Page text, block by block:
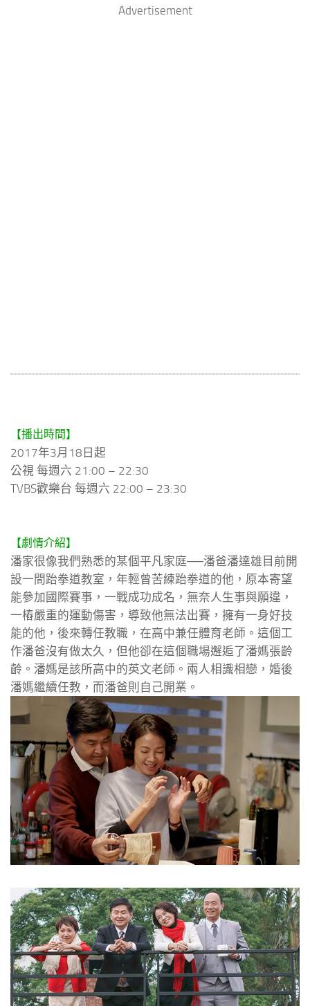
Advertisement
【播出時間】
2017年3月18日起
公視 每週六 21:00 – 22:30
TVBS歡樂台 每週六 22:00 – 23:30
【劇情介紹】
潘家很像我們熟悉的某個平凡家庭──潘爸潘達雄目前開
設一間跆拳道教室，年輕曾苦練跆拳道的他，原本寄望
能參加國際賽事，一戰成功成名，無奈人生事與願違，
一樁嚴重的運動傷害，導致他無法出賽，擁有一身好技
能的他，後來轉任教職，在高中兼任體育老師。這個工
作潘爸沒有做太久，但他卻在這個職場邂逅了潘媽張齡
齡。潘媽是該所高中的英文老師。兩人相識相戀，婚後
潘媽繼續任教，而潘爸則自己開業。